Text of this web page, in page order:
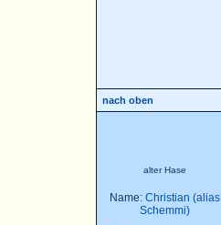
nach oben
alter Hase
Name: Christian (alias
Schemmi)